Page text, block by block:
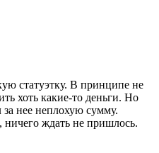
статуэтку. В принципе не
хоть какие-то деньги. Но
за нее неплохую сумму.
ничего ждать не пришлось.